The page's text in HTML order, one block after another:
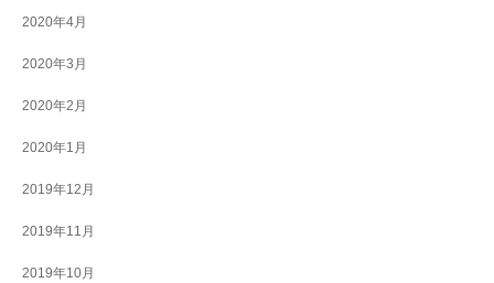
2020年4月
2020年3月
2020年2月
2020年1月
2019年12月
2019年11月
2019年10月